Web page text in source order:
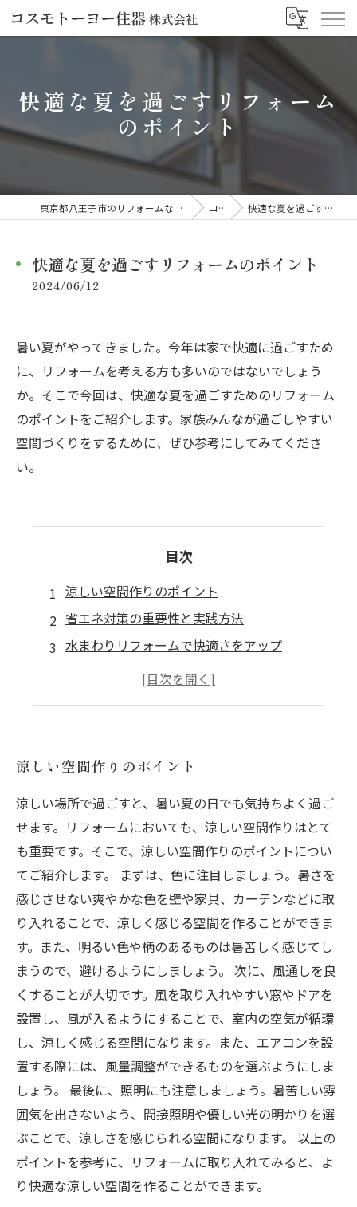
快適な夏を過ごすリフォーム
のポイント
東京都八王子市のリフォームならコスモトーヨー住器株式会社 コラム 快適な夏を過ごすリフォームのポイント
快適な夏を過ごすリフォームのポイント
2024/06/12
暑い夏がやってきました。今年は家で快適に過ごすため
に、リフォームを考える方も多いのではないでしょう
か。そこで今回は、快適な夏を過ごすためのリフォーム
のポイントをご紹介します。家族みんなが過ごしやすい
空間づくりをするために、ぜひ参考にしてみてくださ
い。
目次
涼しい空間作りのポイント
省エネ対策の重要性と実践方法
水まわりリフォームで快適さをアップ
窓と日除けグッズで暑さ対策
涼しい空間作りのポイント
涼しい場所で過ごすと、暑い夏の日でも気持ちよく過ご
せます。リフォームにおいても、涼しい空間作りはとて
も重要です。そこで、涼しい空間作りのポイントについ
てご紹介します。 まずは、色に注目しましょう。暑さを
感じさせない爽やかな色を壁や家具、カーテンなどに取
り入れることで、涼しく感じる空間を作ることができま
す。また、明るい色や柄のあるものは暑苦しく感じてし
まうので、避けるようにしましょう。 次に、風通しを良
くすることが大切です。風を取り入れやすい窓やドアを
設置し、風が入るようにすることで、室内の空気が循環
し、涼しく感じる空間になります。また、エアコンを設
置する際には、風量調整ができるものを選ぶようにしま
しょう。 最後に、照明にも注意しましょう。暑苦しい雰
囲気を出さないよう、間接照明や優しい光の明かりを選
ぶことで、涼しさを感じられる空間になります。 以上の
ポイントを参考に、リフォームに取り入れてみると、よ
り快適な涼しい空間を作ることができます。